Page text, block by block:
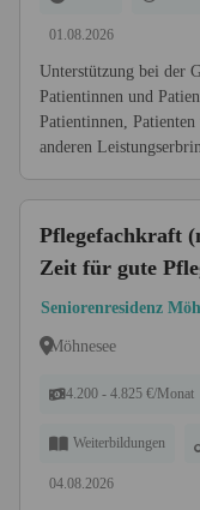
01.08.2026
Unterstützung bei der
Patientinnen und
Patientinnen,
anderen
Pflegefachkraft
Zeit für gute
Seniorenresidenz
Möhnesee
4.200 - 4.825 €/Monat
Weiterbildungen
04.08.2026